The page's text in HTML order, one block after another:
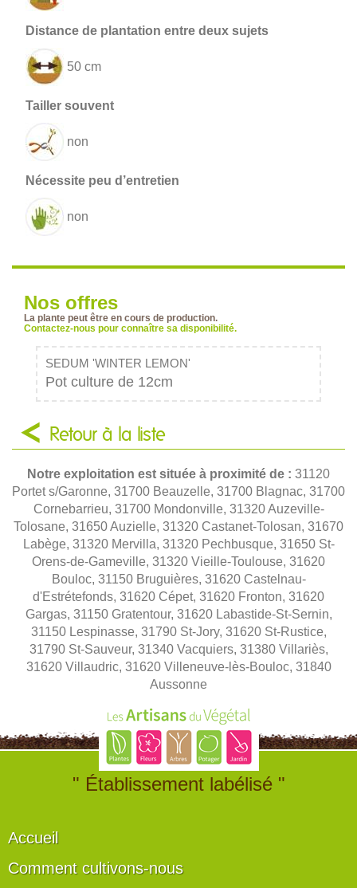
50 cm
non
non
Nos offres
La plante peut être en cours de production.
Contactez-nous pour connaître sa disponibilité.
SEDUM 'WINTER LEMON'
Pot culture de 12cm
Retour à la liste
Notre exploitation est située à proximité de : 31120
Portet s/Garonne, 31700 Beauzelle, 31700 Blagnac, 31700
Cornebarrieu, 31700 Mondonville, 31320 Auzeville-
Tolosane, 31650 Auzielle, 31320 Castanet-Tolosan, 31670
Labège, 31320 Mervilla, 31320 Pechbusque, 31650 St-
Orens-de-Gameville, 31320 Vieille-Toulouse, 31620
Bouloc, 31150 Bruguières, 31620 Castelnau-
d'Estrétefonds, 31620 Cépet, 31620 Fronton, 31620
Gargas, 31150 Gratentour, 31620 Labastide-St-Sernin,
31150 Lespinasse, 31790 St-Jory, 31620 St-Rustice,
31790 St-Sauveur, 31340 Vacquiers, 31380 Villariès,
31620 Villaudric, 31620 Villeneuve-lès-Bouloc, 31840
Aussonne
" Établissement labélisé "
Accueil
Comment cultivons-nous